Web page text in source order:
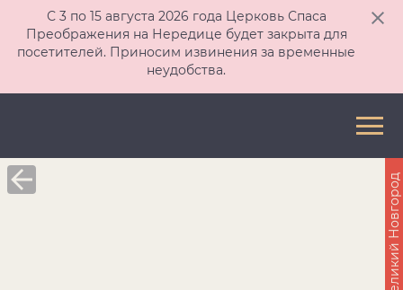
С 3 по 15 августа 2026 года Церковь Спаса
Преображения на Нередице будет закрыта для
посетителей. Приносим извинения за временные
неудобства.
Великий Новгород